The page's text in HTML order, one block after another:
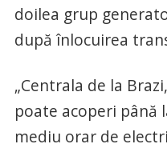
doilea grup
după înlocuirea
„Centrala de la
poate acoperi până
mediu orar de